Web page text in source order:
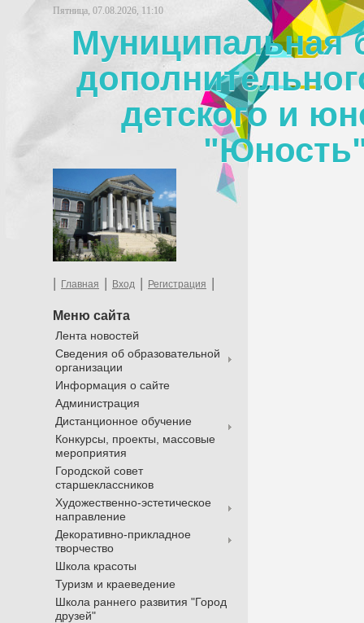
Пятница, 07.08.2026, 11:10
Муниципальная
детского и
| Главная | Вход | Регистрация |
Меню сайта
Лента новостей
Сведения об образовательной
организации
Информация о сайте
Администрация
Дистанционное обучение
Конкурсы, проекты, массовые
мероприятия
Городской совет
старшеклассников
Художественно-эстетическое
направление
Декоративно-прикладное
творчество
Школа красоты
Туризм и краеведение
Школа раннего развития "Город
друзей"